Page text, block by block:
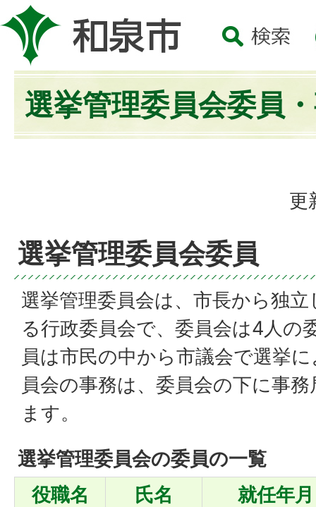
選挙管理委員会委員
更
選挙管理委員会委員
選挙管理委員会は、市長から独
る行政委員会で、委員会は4人の
員は市民の中から市議会で選挙
員会の事務は、委員会の下に事
ます。
選挙管理委員会の委員の一覧
役職名
氏名
就任年